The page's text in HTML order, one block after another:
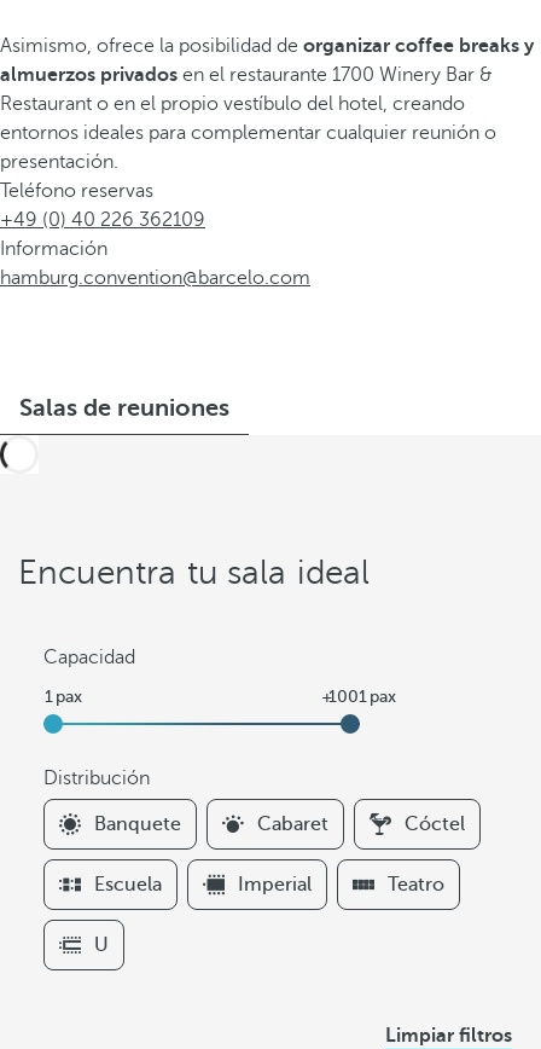
Asimismo, ofrece la posibilidad de organizar coffee breaks y
almuerzos privados en el restaurante 1700 Winery Bar &
Restaurant o en el propio vestíbulo del hotel, creando
entornos ideales para complementar cualquier reunión o
presentación.
Teléfono reservas
+49 (0) 40 226 362109
Información
hamburg.convention@barcelo.com
Salas de reuniones
Encuentra tu sala ideal
Capacidad
Distribución
F
i
l
t
e
r
Banquete Cabaret Cóctel
Escuela Imperial Teatro
U
Limpiar filtros